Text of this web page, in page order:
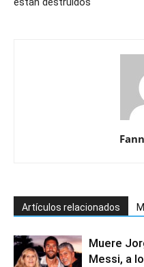
Artículos relacionados
Muere
Messi, a